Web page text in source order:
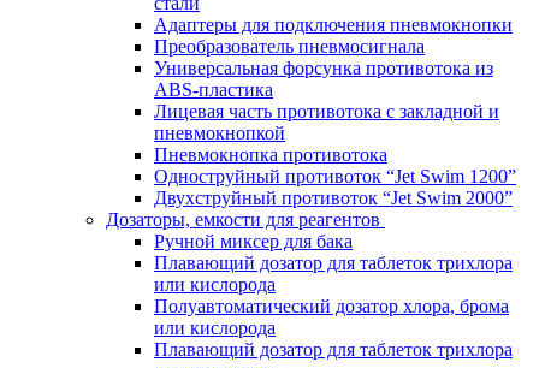
Адаптеры для подключения пневмокнопки
Преобразователь пневмосигнала
Универсальная форсунка противотока из
ABS-пластика
Лицевая часть противотока с закладной и
пневмокнопкой
Пневмокнопка противотока
Одноструйный противоток “Jet Swim 1200”
Двухструйный противоток “Jet Swim 2000”
Дозаторы, емкости для реагентов
Ручной миксер для бака
Плавающий дозатор для таблеток трихлора
или кислорода
Полуавтоматический дозатор хлора, брома
или кислорода
Плавающий дозатор для таблеток трихлора